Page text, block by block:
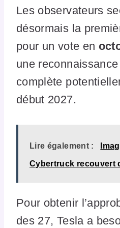
Les observateurs
désormais la
pour un vote en
une
complète
début 2027.
Lire également :
Cybertruck recouvert
Pour obtenir
des 27, Tesla a